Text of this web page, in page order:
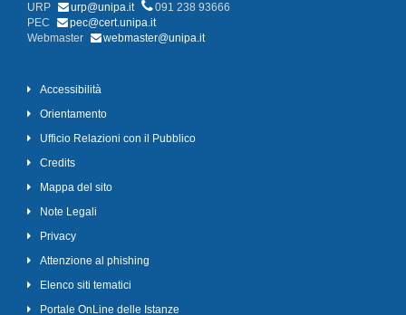
URP
urp@unipa.it
091 238 93666
PEC
pec@cert.unipa.it
Webmaster
webmaster@unipa.it
Accessibilità
Orientamento
Ufficio Relazioni con il Pubblico
Credits
Mappa del sito
Note Legali
Privacy
Attenzione al phishing
Elenco siti tematici
Portale OnLine delle Istanze